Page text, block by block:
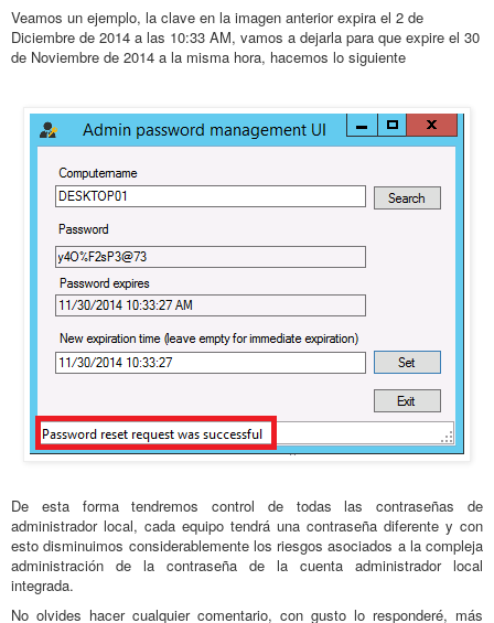
Veamos un ejemplo, la clave en la imagen anterior expira el 2 de
Diciembre de 2014 a las 10:33 AM, vamos a dejarla para que expire el 30
de Noviembre de 2014 a la misma hora, hacemos lo siguiente
De esta forma tendremos control de todas las contraseñas de
administrador local, cada equipo tendrá una contraseña diferente y con
esto disminuimos considerablemente los riesgos asociados a la compleja
administración de la contraseña de la cuenta administrador local
integrada.
No olvides hacer cualquier comentario, con gusto lo responderé, más